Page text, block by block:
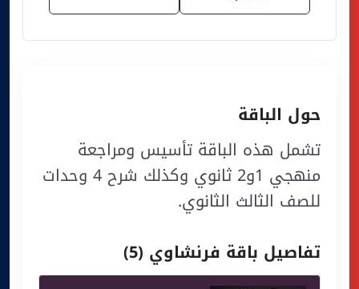
حول الباقة
تشمل هذه الباقة تأسيس ومراجعة
منهجي 1و2 ثانوي وكذلك شرح 4 وحدات
للصف الثالث الثانوي.
تفاصيل باقة فرنشاوي (5)